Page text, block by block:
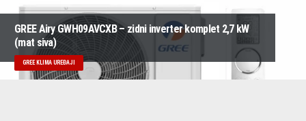
GREE Airy GWH09AVCXB – zidni inverter komplet 2,7 kW
(mat siva)
GREE KLIMA UREĐAJI